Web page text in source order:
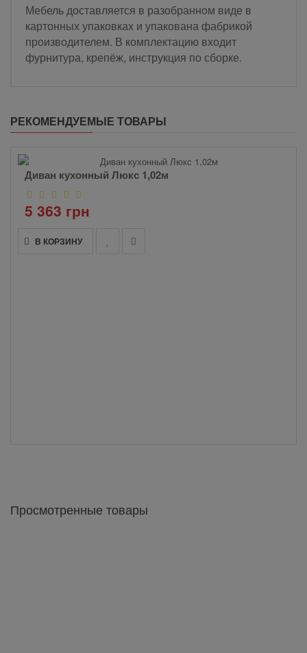
Мебель доставляется в разобранном виде в
картонных упаковках и упакована фабрикой
производителем. В комплектацию входит
фурнитура, крепёж, инструкция по сборке.
РЕКОМЕНДУЕМЫЕ ТОВАРЫ
Диван кухонный Люкс 1,02м
5 363 грн
В КОРЗИНУ
Просмотренные товары